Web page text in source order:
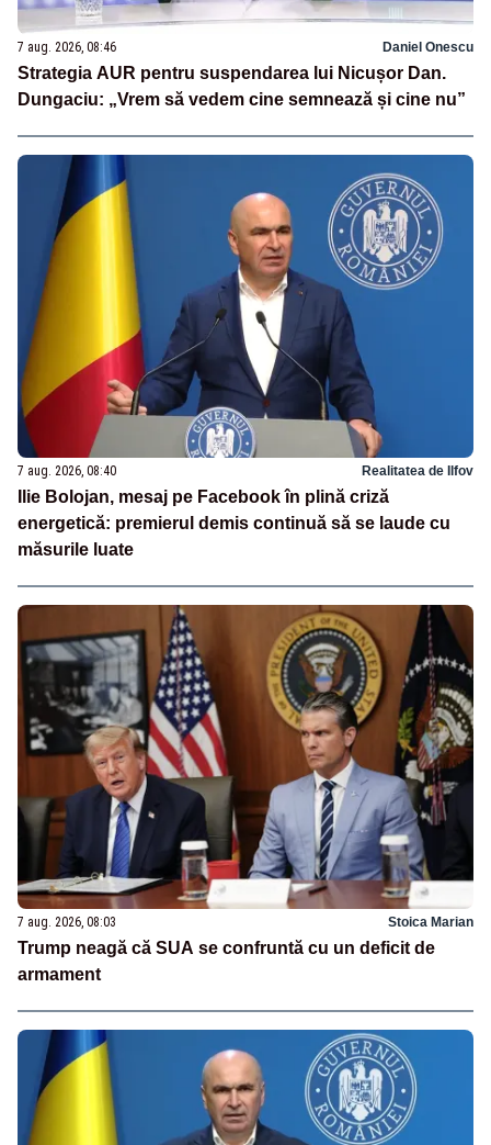
7 aug. 2026, 08:46 Daniel Onescu
Strategia AUR pentru suspendarea lui Nicușor Dan.
Dungaciu: „Vrem să vedem cine semnează și cine nu”
7 aug. 2026, 08:40 Realitatea de Ilfov
Ilie Bolojan, mesaj pe Facebook în plină criză
energetică: premierul demis continuă să se laude cu
măsurile luate
7 aug. 2026, 08:03 Stoica Marian
Trump neagă că SUA se confruntă cu un deficit de
armament